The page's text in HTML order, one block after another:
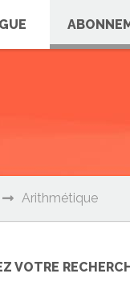
Arithmétique
VOTRE